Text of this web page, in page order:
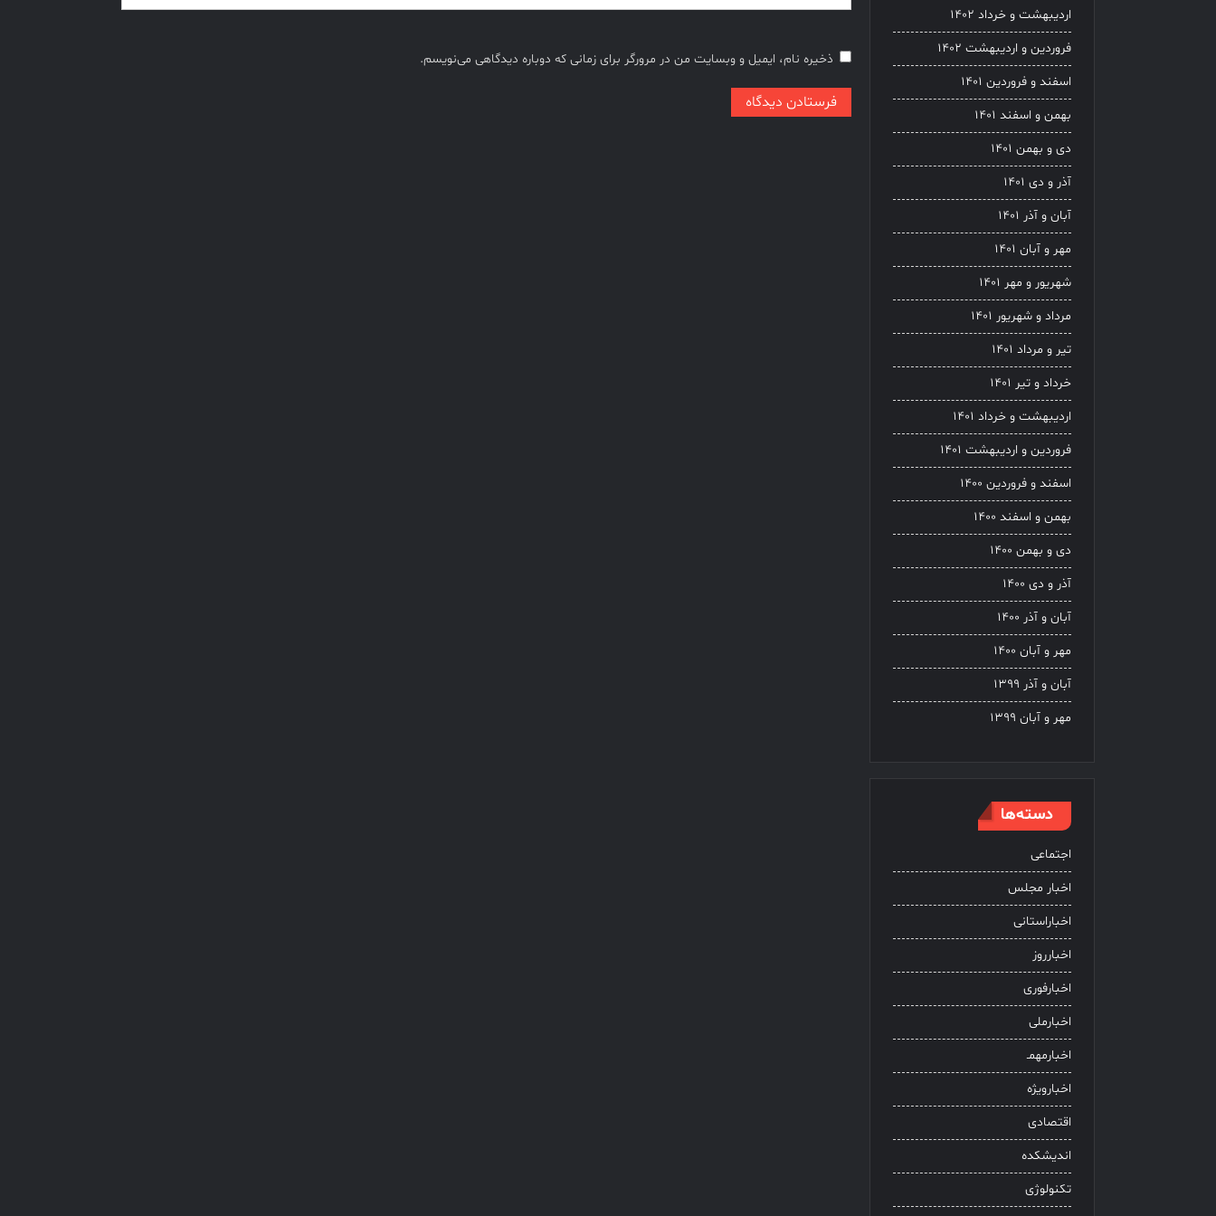
ذخیره نام، ایمیل و وبسایت من در مرورگر برای زمانی که دوباره دیدگاهی می‌نویسم.
اردیبهشت و خرداد ۱۴۰۲
فروردین و اردیبهشت ۱۴۰۲
اسفند و فروردین ۱۴۰۱
بهمن و اسفند ۱۴۰۱
دی و بهمن ۱۴۰۱
آذر و دی ۱۴۰۱
آبان و آذر ۱۴۰۱
مهر و آبان ۱۴۰۱
شهریور و مهر ۱۴۰۱
مرداد و شهریور ۱۴۰۱
تیر و مرداد ۱۴۰۱
خرداد و تیر ۱۴۰۱
اردیبهشت و خرداد ۱۴۰۱
فروردین و اردیبهشت ۱۴۰۱
اسفند و فروردین ۱۴۰۰
بهمن و اسفند ۱۴۰۰
دی و بهمن ۱۴۰۰
آذر و دی ۱۴۰۰
آبان و آذر ۱۴۰۰
مهر و آبان ۱۴۰۰
آبان و آذر ۱۳۹۹
مهر و آبان ۱۳۹۹
دسته‌ها
اجتماعی
اخبار مجلس
اخباراستانی
اخبارروز
اخبارفوری
اخبارملی
اخبارمهمـ
اخبارویژه
اقتصادی
اندیشکده
تکنولوژی